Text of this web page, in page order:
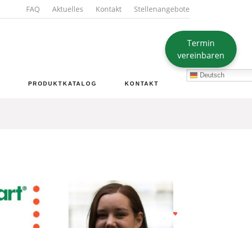
Termin
vereinbaren
FAQ Aktuelles Kontakt Stellenangebote
PRODUKTKATALOG KONTAKT
Deutsch